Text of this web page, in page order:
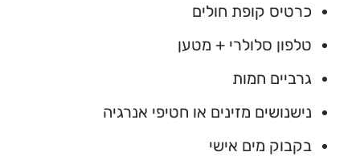
כרטיס קופת חולים
טלפון סלולרי + מטען
גרביים חמות
נישנושים מזינים או חטיפי אנרגיה
בקבוק מים אישי